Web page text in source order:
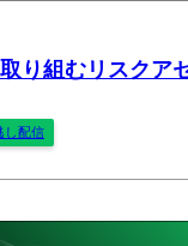
り組むリスクア
し配信